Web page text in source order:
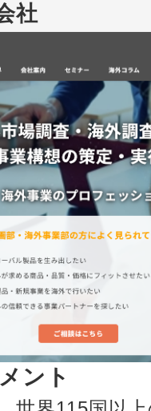
社
ント